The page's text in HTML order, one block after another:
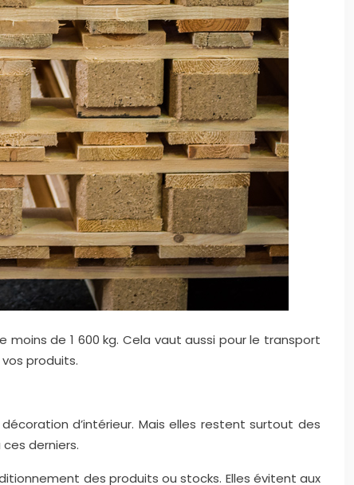
de 1 600 kg. Cela vaut aussi pour le transport
produits.
d’intérieur. Mais elles restent surtout des
derniers.
des produits ou stocks. Elles évitent aux